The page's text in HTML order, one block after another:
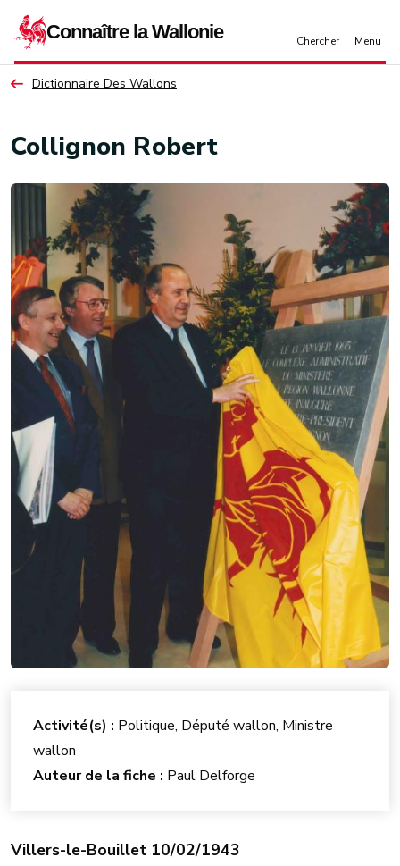
Dictionnaire Des Wallons
Collignon Robert
Villers-le-Bouillet 10/02/1943
Activité(s) : Politique, Député wallon, Ministre
wallon
Auteur de la fiche : Paul Delforge